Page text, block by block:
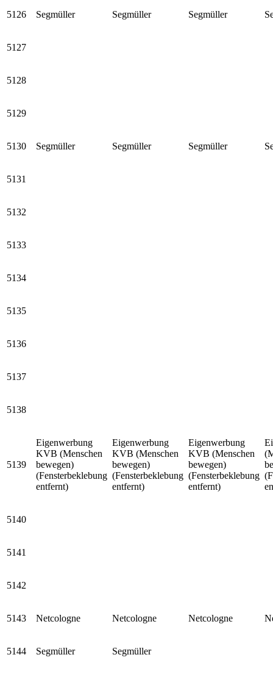
5126 Segmüller Segmüller Segmüller
5127
5128
5129
5130 Segmüller Segmüller Segmüller
5131
5132
5133
5134
5135
5136
5137
5138
5139
Eigenwerbung
KVB (Menschen
bewegen)
(Fensterbeklebung
entfernt)
Eigenwerbung
KVB (Menschen
bewegen)
(Fensterbeklebung
entfernt)
Eigenwerbung
KVB (Menschen
bewegen)
(Fensterbeklebung
entfernt)
5140
5141
5142
5143 Netcologne Netcologne Netcologne
5144 Segmüller Segmüller